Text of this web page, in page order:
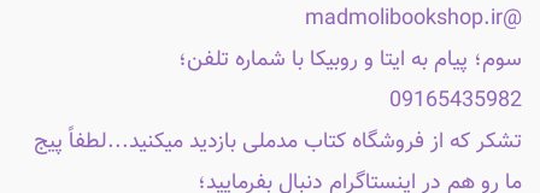
@madmolibookshop.ir
سوم؛ پیام به ایتا و روبیکا با شماره تلفن؛
09165435982
تشکر که از فروشگاه کتاب مدملی بازدید میکنید...لطفاً پیج
ما رو هم در اینستاگرام دنبال بفرمایید؛